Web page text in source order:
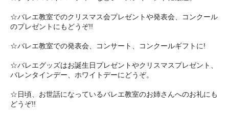
☆バレエ教室でのクリスマス会プレゼントや発表会、コンクール
のプレゼントにもどうぞ!!
☆バレエ教室での発表会、コンサート、コンクールギフトに!
☆バレエグッズはお誕生日プレゼントやクリスマスプレゼント、
バレンタインデー、ホワイトデーにどうぞ。
☆日頃、お世話になっているバレエ教室のお姉さんへのお礼にも
どうぞ!!